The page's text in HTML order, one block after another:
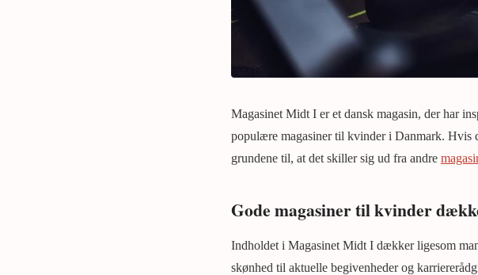
Magasinet Midt I er et dansk magasin, der har
populære magasiner til kvinder i Danmark. Hvis
grundene til, at det skiller sig ud fra andre
Gode magasiner til kvinder
Indholdet i Magasinet Midt I dækker ligesom
skønhed til aktuelle begivenheder og